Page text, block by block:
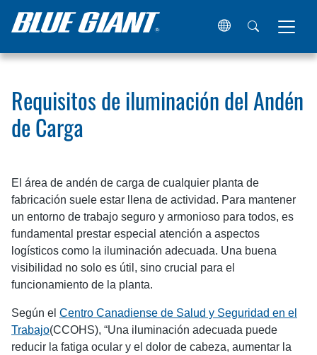
Hogar Recursos Artículos Requisitos de iluminación
Requisitos de iluminación del Andén
de Carga
El área de andén de carga de cualquier planta de
fabricación suele estar llena de actividad. Para mantener
un entorno de trabajo seguro y armonioso para todos, es
fundamental prestar especial atención a aspectos
logísticos como la iluminación adecuada. Una buena
visibilidad no solo es útil, sino crucial para el
funcionamiento de la planta.
Según el Centro Canadiense de Salud y Seguridad en el
Trabajo(CCOHS), “Una iluminación adecuada puede
reducir la fatiga ocular y el dolor de cabeza, aumentar la